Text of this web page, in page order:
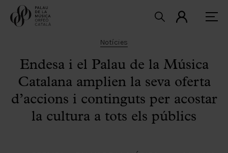
Notícies
Endesa i el Palau de la Música
Catalana amplien la seva oferta
d’accions i continguts per acostar
la cultura a tots els públics